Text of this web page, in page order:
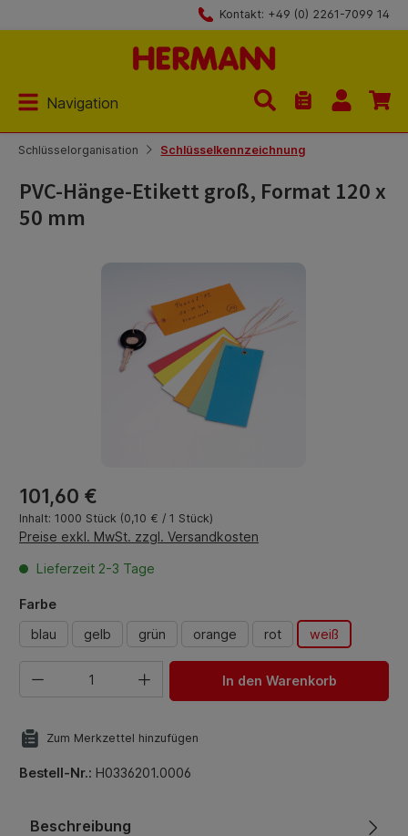
Kontakt: +49 (0) 2261-7099 14
Navigation
Du hast 0
Schlüsselorganisation Schlüsselkennzeichnung
PVC-Hänge-Etikett groß, Format 120 x
50 mm
Bildergalerie überspringen
Regulärer Preis:
101,60 €
Inhalt: 1000 Stück (0,10 € / 1 Stück)
Preise exkl. MwSt. zzgl. Versandkosten
Lieferzeit 2-3 Tage
Farbeauswählen
blau
gelb grün orange rot weiß
Produkt Anzahl: Gib den gewünschten Wert ein oder
In den Warenkorb
Zum Merkzettel hinzufügen
Bestell-Nr.: H0336201.0006
Beschreibung